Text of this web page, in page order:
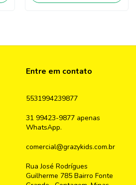
Entre em contato
5531994239877
31 99423-9877 apenas
WhatsApp.
comercial@grazykids.com.br
Rua José Rodrígues
Guilherme 785 Bairro Fonte